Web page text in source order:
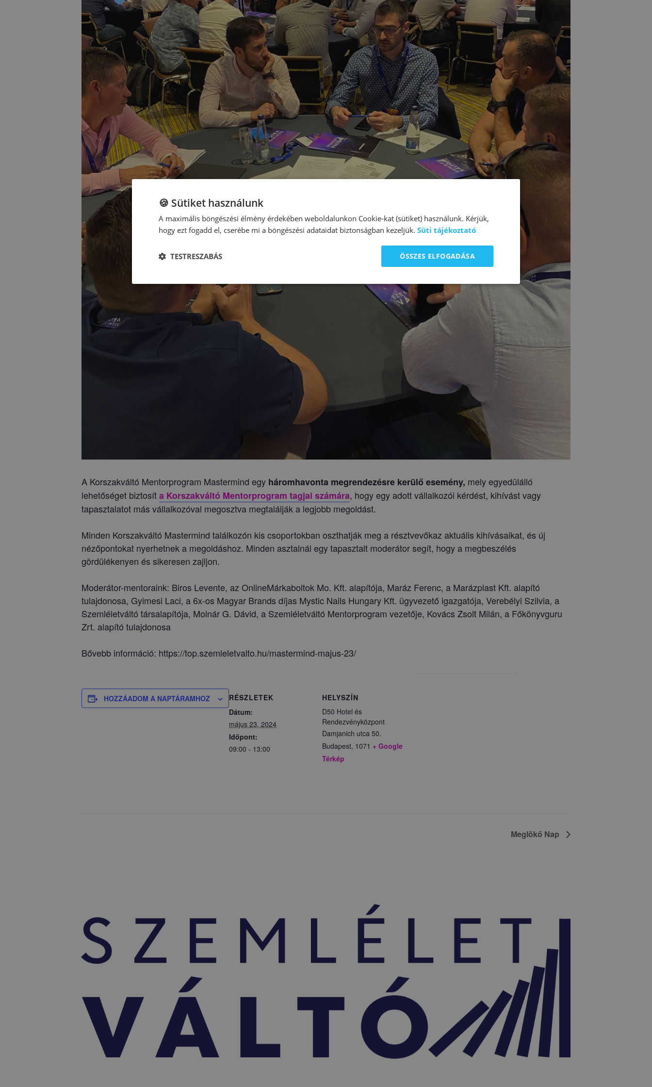
A Korszakváltó Mentorprogram Mastermind egy háromhavonta megrendezésre kerülő esemény, mely egyedülálló
lehetőséget biztosíta Korszakváltó Mentorprogram tagjai számára, hogy egy adott vállalkozói kérdést, kihívást vagy
tapasztalatot más vállalkozóval megosztva megtalálják a legjobb megoldást.
Minden Korszakváltó Mastermind találkozón kis csoportokban oszthatják meg a résztvevőkaz aktuális kihívásaikat, és új
nézőpontokat nyerhetnek a megoldáshoz. Minden asztalnál egy tapasztalt moderátor segít, hogy a megbeszélés
gördülékenyen és sikeresen zajljon.
Moderátor-mentoraink: Biros Levente, az OnlineMárkaboltok Mo. Kft. alapítója, Maráz Ferenc, a Marázplast Kft. alapító
tulajdonosa, Gyimesi Laci, a 6x-os Magyar Brands díjas Mystic Nails Hungary Kft. ügyvezető igazgatója, Verebélyi Szilvia, a
Szemléletváltó társalapítója, Molnár G. Dávid, a Szemléletváltó Mentorprogram vezetője, Kovács Zsolt Milán, a Főkönyvguru
Zrt. alapító tulajdonosa
Bővebb információ: https://top.szemleletvalto.hu/mastermind-majus-23/
HOZZÁADOM A NAPTÁRAMHOZ
RÉSZLETEK
Dátum:
május 23, 2024
Időpont:
09:00 - 13:00
HELYSZÍN
D50 Hotel és
Rendezvényközpont
Damjanich utca 50.
Budapest, 1071 + Google
Térkép
Meglökő Nap
🍪 Sütiket használunk
A maximális böngészési élmény érdekében weboldalunkon Cookie-kat (sütiket) használunk. Kérjük,
hogy ezt fogadd el, cserébe mi a böngészési adataidat biztonságban kezeljük. Süti tájékoztató
ÖSSZES ELFOGADÁSA
TESTRESZABÁS